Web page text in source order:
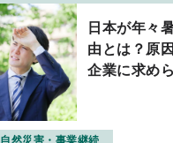
日本が年々
由とは？原
企業に求め